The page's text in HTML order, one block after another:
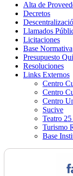
Alta de
Decretos
Llamados
Licitaciones
Base Normativa
Presupuesto
Resoluciones
Links Externos
Centro
Centro
Centro
Sucive
Teatro
Turismo
Base